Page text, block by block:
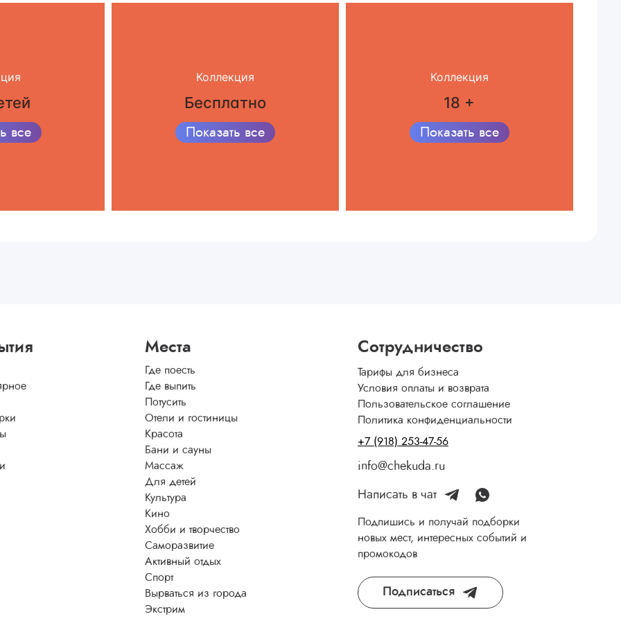
все
Коллекция
Бесплатно
Показать все
Коллекция
18 +
Показать все
Места
Где поесть
Где выпить
Потусить
Отели и гостиницы
Красота
Бани и сауны
Массаж
Для детей
Культура
Кино
Хобби и творчество
Саморазвитие
Активный отдых
Спорт
Вырваться из города
Экстрим
Сотрудничество
Тарифы для бизнеса
Условия оплаты и возврата
Пользовательское соглашение
Политика конфиденциальности
+7 (918) 253-47-56
info@chekuda.ru
Написать в чат
Подпишись и получай подборки
новых мест, интересных событий и
промокодов
Подписаться